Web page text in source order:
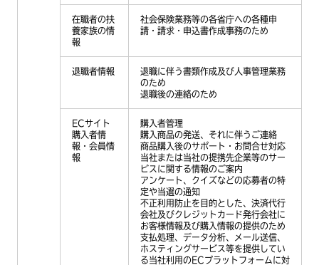
在職者の扶
養家族の情
報
社会保険業務等の各省庁への各種申
請・請求・申込書作成事務のため
退職者情報
退職に伴う書類作成及び人事管理業務
のため
退職後の連絡のため
ECサイト
購入者情
報・会員情
報
購入者管理
購入商品の発送、それに伴うご連絡
商品購入後のサポート・お問合せ対応
当社または当社の提携先企業等のサー
ビスに関する情報のご案内
アンケート、クイズなどの応募者の特
定や当選の通知
不正利用防止を目的とした、決済代行
会社及びクレジットカード発行会社に
お客様情報及び購入情報の提供のため
支払処理、データ分析、メール送信、
ホスティングサービス等を提供してい
る当社利用のECプラットフォームに対